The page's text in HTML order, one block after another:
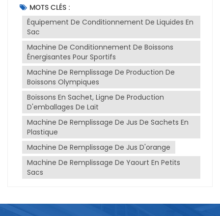
liquides, semi-fluides ou en suspension dans des
sacs d'emballage. Les sacs d'emballage en
plastique sont largement utilisés dans le
conditionnement de produits tels que les jus, les
boissons, les produits laitiers, les confitures,
etc.L’analyse du fonctionnement de machines de
conditionnement de boissons comprend de
nombreux aspects tels que le degré
d'automatisation, l'efficacité de la production, la
précision du remplissage et la commodité de
fonctionnement. Différents modèles de machines
de remplissage de sacs à buses peuvent avoir
différentes fonctions et caractéristiques, qui
peuvent être sélectionnées en fonction des besoins
de l'utilisateur.En ce qui concerne les Jeux
Olympiques, les machines d'emballage ne sont pas
directement liées aux Jeux Olympiques. Cependant,
MOTS CLÉS :
Équipement De Conditionnement De Liquides En
Sac
Machine De Conditionnement De Boissons
Énergisantes Pour Sportifs
Machine De Remplissage De Production De
Boissons Olympiques
Boissons En Sachet, Ligne De Production
D'emballages De Lait
Machine De Remplissage De Jus De Sachets En
Plastique
Machine De Remplissage De Jus D'orange
Machine De Remplissage De Yaourt En Petits
Sacs